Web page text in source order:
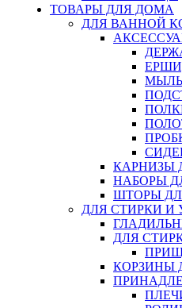
ТОВАРЫ ДЛЯ ДОМА
ДЛЯ ВАННОЙ
КАРНИЗЫ
НАБОРЫ
ШТОРЫ
ДЛЯ СТИРКИ И
ДЛЯ
КОРЗИНЫ